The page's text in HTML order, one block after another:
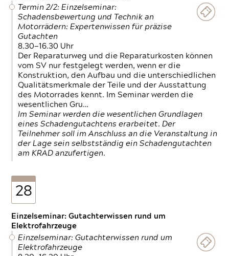
Termin 2/2: Einzelseminar:
Schadensbewertung und Technik an
Motorrädern: Expertenwissen für präzise
Gutachten
8.30—16.30 Uhr
Der Reparaturweg und die Reparaturkosten können
vom SV nur festgelegt werden, wenn er die
Konstruktion, den Aufbau und die unterschiedlichen
Qualitätsmerkmale der Teile und der Ausstattung
des Motorrades kennt. Im Seminar werden die
wesentlichen Gru…
Im Seminar werden die wesentlichen Grundlagen
eines Schadengutachtens erarbeitet. Der
Teilnehmer soll im Anschluss an die Veranstaltung in
der Lage sein selbstständig ein Schadengutachten
am KRAD anzufertigen.
28
Einzelseminar: Gutachterwissen rund um
Elektrofahrzeuge
Einzelseminar: Gutachterwissen rund um
Elektrofahrzeuge